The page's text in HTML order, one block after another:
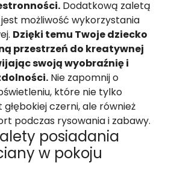
Dodatkową zaletą
możliwość wykorzystania
Dzięki temu Twoje dziecko
przestrzeń do kreatywnej
swoją wyobraźnię i
Nie zapomnij o
które nie tylko
czerni, ale również
podczas rysowania i zabawy.
posiadania
w pokoju